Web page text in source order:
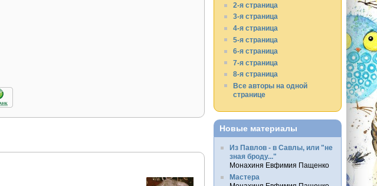
2-я страница
3-я страница
4-я страница
5-я страница
6-я страница
7-я страница
8-я страница
Все авторы на одной
странице
Новые материалы
Из Павлов - в Савлы, или "не
зная броду..."
Монахиня Евфимия Пащенко
Мастера